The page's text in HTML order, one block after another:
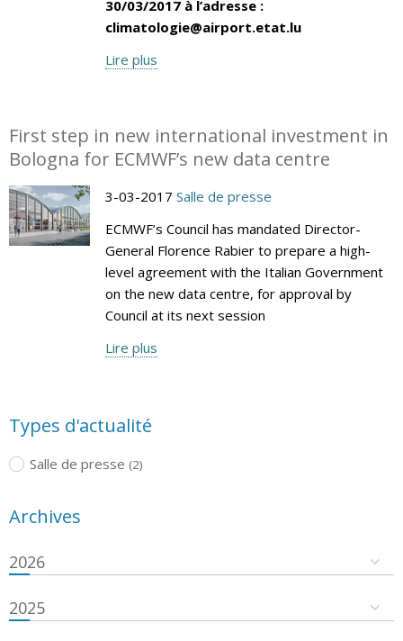
30/03/2017 à l’adresse :
climatologie@airport.etat.lu
Lire plus
First step in new international investment in
Bologna for ECMWF’s new data centre
3-03-2017 Salle de presse
ECMWF’s Council has mandated Director-
General Florence Rabier to prepare a high-
level agreement with the Italian Government
on the new data centre, for approval by
Council at its next session
Lire plus
Types d'actualité
Salle de presse (2)
Archives
2026
2025